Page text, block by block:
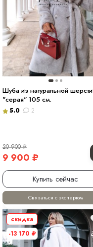
Шуба из натуральной шерсти
"серая" 105 см.
5.0 2
20 900₽
9 900 ₽
Купить сейчас
Связаться с экспертом
скидка
-13 170 ₽